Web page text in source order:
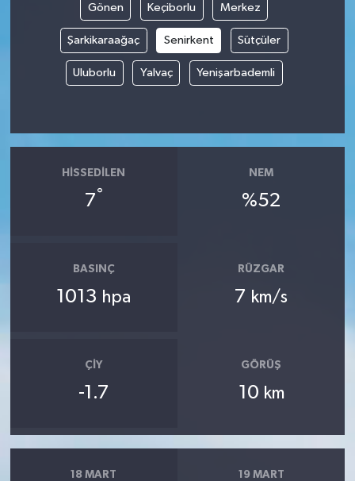
Gönen Keçiborlu Merkez
Şarkikaraağaç Senirkent Sütçüler
Uluborlu Yalvaç Yenişarbademli
HISSEDILEN
7°
NEM
%52
BASINÇ
1013 hpa
RÜZGAR
7 km/s
ÇIY
-1.7
GÖRÜŞ
10 km
18 MART 19 MART